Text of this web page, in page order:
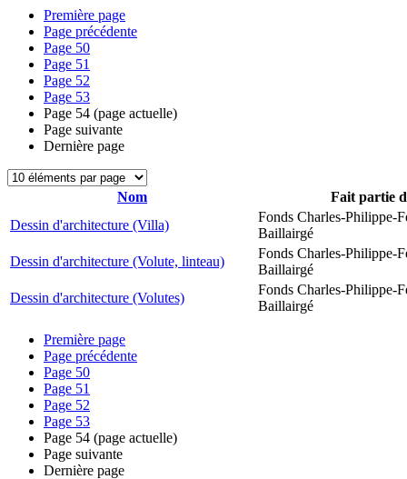
Première page
Page précédente
Page 50
Page 51
Page 52
Page 53
Page 54 (page actuelle)
Page suivante
Dernière page
Nom
Fait partie
Dessin d'architecture (Villa)
Fonds Charles-Philippe-
Baillairgé
Dessin d'architecture (Volute, linteau)
Fonds Charles-Philippe-
Baillairgé
Dessin d'architecture (Volutes)
Fonds Charles-Philippe-
Baillairgé
Première page
Page précédente
Page 50
Page 51
Page 52
Page 53
Page 54 (page actuelle)
Page suivante
Dernière page